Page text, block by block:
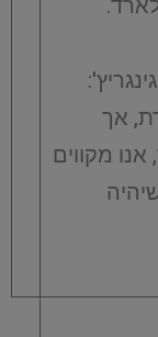
אך
מקווים